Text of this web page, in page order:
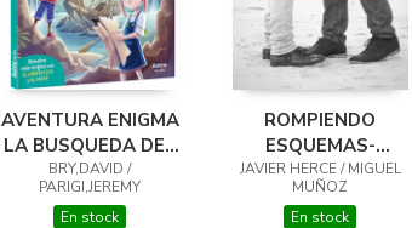
AVENTURA ENIGMA
LA BUSQUEDA DEL
TESORO
BRY,DAVID /
PARIGI,JEREMY
En stock
ROMPIENDO
ESQUEMAS-
DISTRACCIÓN
PERFECTA
JAVIER HERCE / MIGUEL
MUÑOZ
En stock